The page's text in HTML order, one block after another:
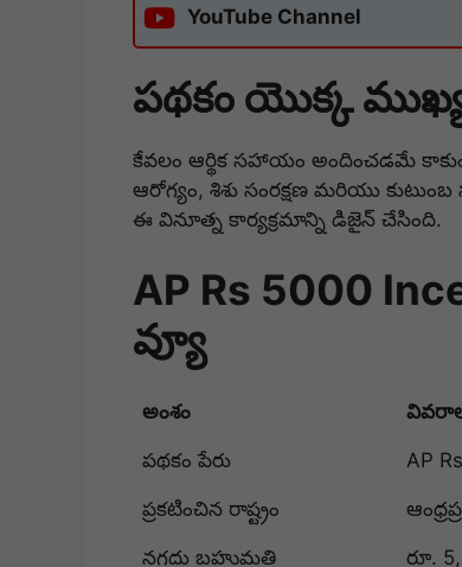
YouTube Channel
పథకం యొక్క ముఖ్య
కేవలం ఆర్థిక సహాయం అందించడమే
ఆరోగ్యం, శిశు సంరక్షణ మరియు
ఈ వినూత్న కార్యక్రమాన్ని డిజైన్ చేసింది.
AP Rs 5000
వ్యూ
అంశం
పథకం పేరు AP
ప్రకటించిన రాష్ట్రం
నగదు బహుమతి రూ.